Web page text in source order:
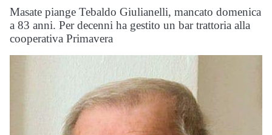
Masate piange Tebaldo Giulianelli, mancato domenica
a 83 anni. Per decenni ha gestito un bar trattoria alla
cooperativa Primavera